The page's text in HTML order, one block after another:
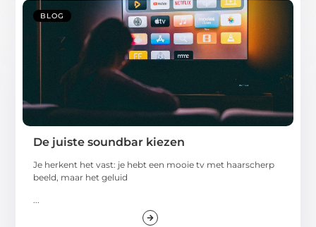
BLOG
De juiste soundbar kiezen
Je herkent het vast: je hebt een mooie tv met haarscherp
beeld, maar het geluid